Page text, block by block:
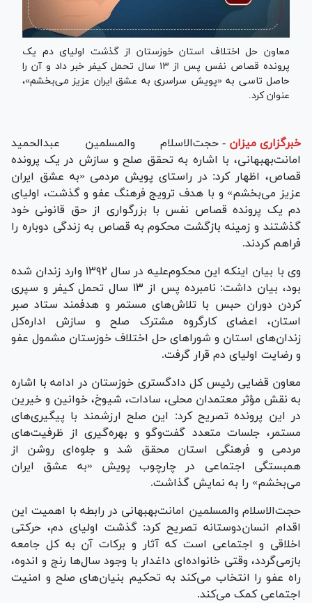
معاون حل اختلاف استان خوزستان از گذشت اولیای دم یک
پرونده قصاص نفس پس از ۱۳ سال تحمل کیفر خبر داد و آن را
حاصل تاسی به «پویش سراسری به عشق ایران عزیز می‌بخشم»،
عنوان کرد.
خبرگزاری میزان - حجت‌الاسلام والمسلمین عبدالحمید
امانت‌بهبهانی، با اشاره به تحقق صلح و سازش در یک پرونده
قصاص، اظهار کرد: در راستای پویش مردمی «به عشق ایران
عزیز می‌بخشم» و با هدف ترویج فرهنگ عفو و گذشت، اولیای
دم یک پرونده قصاص نفس با بزرگواری از حق قانونی خود
گذشتند و زمینه بازگشت محکوم به قصاص به زندگی دوباره را
فراهم کردند.
وی با بیان اینکه این محکوم‌علیه در سال ۱۳۹۲ وارد زندان شده
بود، بیان داشت: نامبرده پس از ۱۳ سال تحمل کیفر و سپری
کردن دوران حبس با تلاش‌های مستمر و هدفمند ستاد صبر
استان، اعضای کارگروه مشترک صلح و سازش اداره‌کل
زندان‌های استان و شورا‌های حل اختلاف خوزستان مشمول عفو
و رضایت اولیای دم قرار گرفت.
معاون قضایی رئیس کل دادگستری خوزستان در ادامه با اشاره
به نقش مؤثر معتمدان محلی، سادات، شیوخ، خوانین و خیرین
در این پرونده تصریح کرد: این صلح ارزشمند با پیگیری‌های
مستمر، جلسات متعدد گفت‌و‌گو و بهره‌گیری از ظرفیت‌های
مردمی و فرهنگی استان محقق شد و جلوه‌ای روشن از
همبستگی اجتماعی در چارچوب پویش «به عشق ایران
می‌بخشم» را به نمایش گذاشت.
حجت‌الاسلام والمسلمین امانت‌بهبهانی در رابطه با اهمیت این
اقدام انسان‌دوستانه تصریح کرد: گذشت اولیای دم، حرکتی
اخلاقی و اجتماعی است که آثار و برکات آن به کل جامعه
بازمی‌گردد، وقتی خانواده‌ای داغدار با وجود سال‌ها رنج و اندوه،
راه عفو را انتخاب می‌کند به تحکیم بنیان‌های صلح و امنیت
اجتماعی کمک می‌کند.